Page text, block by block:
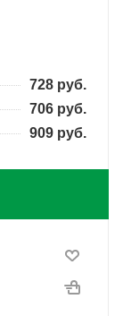
728 руб.
706 руб.
909 руб.